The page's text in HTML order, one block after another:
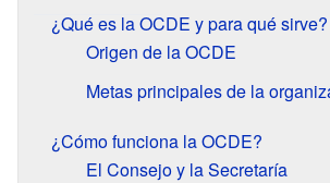
¿Qué es la OCDE y para qué sirve?
Origen de la OCDE
Metas principales de la
¿Cómo funciona la OCDE?
El Consejo y la Secretaría